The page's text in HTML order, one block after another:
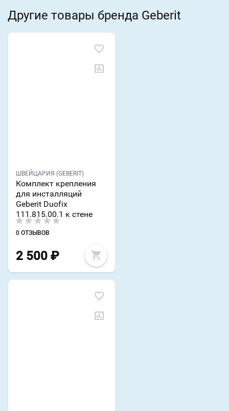
Другие товары бренда Geberit
ШВЕЙЦАРИЯ (GEBERIT)
Комплект крепления
для инсталляций
Geberit Duofix
111.815.00.1 к стене
0 ОТЗЫВОВ
2 500 ₽